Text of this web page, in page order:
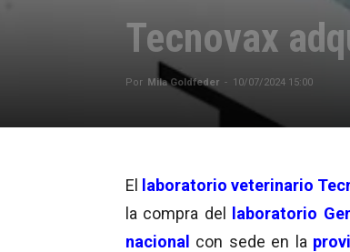
Tecnovax
Por Mila Goldfeder - 10/07/2024 15:00
El laboratorio veterinario
la compra del laboratorio
nacional con sede en la